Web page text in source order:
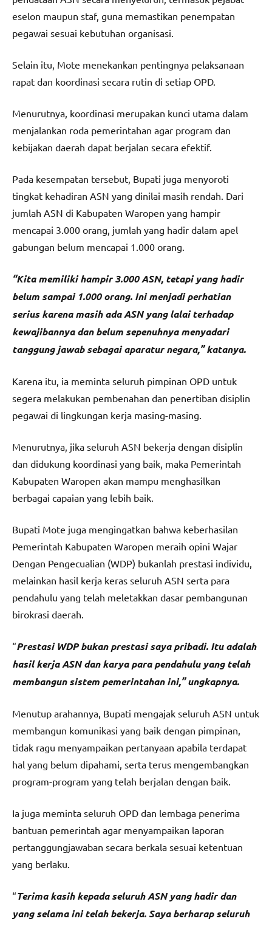
eselon maupun staf, guna memastikan penempatan
pegawai sesuai kebutuhan organisasi.
Selain itu, Mote menekankan pentingnya pelaksanaan
rapat dan koordinasi secara rutin di setiap OPD.
Menurutnya, koordinasi merupakan kunci utama dalam
menjalankan roda pemerintahan agar program dan
kebijakan daerah dapat berjalan secara efektif.
Pada kesempatan tersebut, Bupati juga menyoroti
tingkat kehadiran ASN yang dinilai masih rendah. Dari
jumlah ASN di Kabupaten Waropen yang hampir
mencapai 3.000 orang, jumlah yang hadir dalam apel
gabungan belum mencapai 1.000 orang.
“Kita memiliki hampir 3.000 ASN, tetapi yang hadir
belum sampai 1.000 orang. Ini menjadi perhatian
serius karena masih ada ASN yang lalai terhadap
kewajibannya dan belum sepenuhnya menyadari
tanggung jawab sebagai aparatur negara,” katanya.
Karena itu, ia meminta seluruh pimpinan OPD untuk
segera melakukan pembenahan dan penertiban disiplin
pegawai di lingkungan kerja masing-masing.
Menurutnya, jika seluruh ASN bekerja dengan disiplin
dan didukung koordinasi yang baik, maka Pemerintah
Kabupaten Waropen akan mampu menghasilkan
berbagai capaian yang lebih baik.
Bupati Mote juga mengingatkan bahwa keberhasilan
Pemerintah Kabupaten Waropen meraih opini Wajar
Dengan Pengecualian (WDP) bukanlah prestasi individu,
melainkan hasil kerja keras seluruh ASN serta para
pendahulu yang telah meletakkan dasar pembangunan
birokrasi daerah.
“Prestasi WDP bukan prestasi saya pribadi. Itu adalah
hasil kerja ASN dan karya para pendahulu yang telah
membangun sistem pemerintahan ini,” ungkapnya.
Menutup arahannya, Bupati mengajak seluruh ASN untuk
membangun komunikasi yang baik dengan pimpinan,
tidak ragu menyampaikan pertanyaan apabila terdapat
hal yang belum dipahami, serta terus mengembangkan
program-program yang telah berjalan dengan baik.
Ia juga meminta seluruh OPD dan lembaga penerima
bantuan pemerintah agar menyampaikan laporan
pertanggungjawaban secara berkala sesuai ketentuan
yang berlaku.
“Terimakasih kepada seluruh ASN yang hadir dan
yang selama ini telah bekerja. Saya berharap seluruh